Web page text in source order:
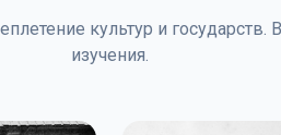
культур и
изучения.